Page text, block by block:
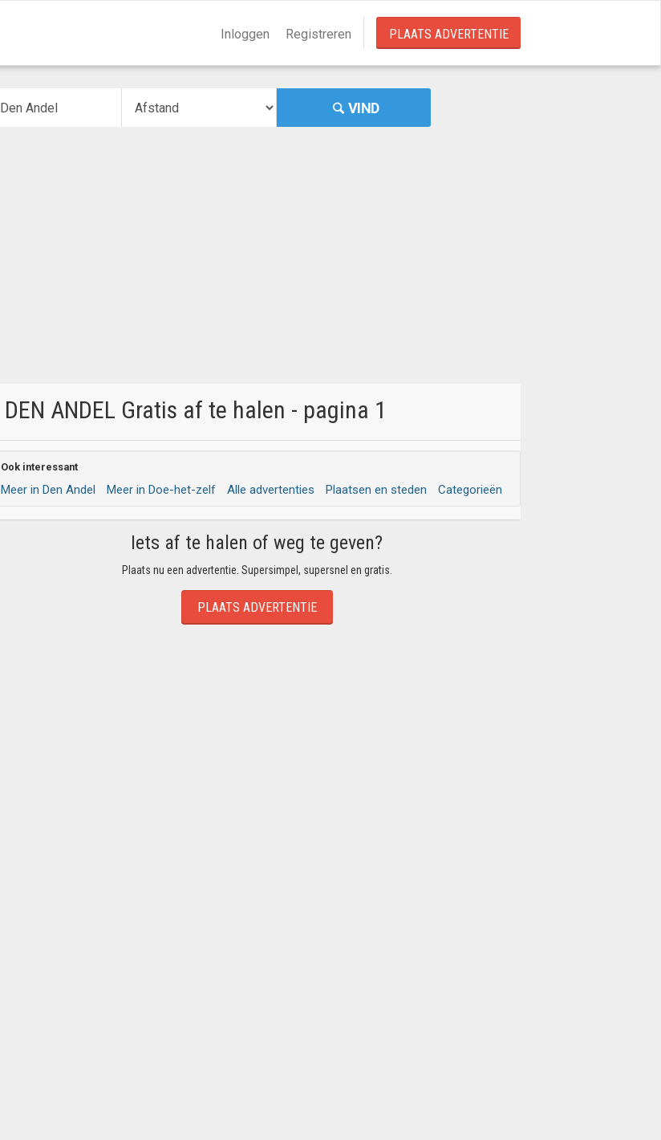
Inloggen Registreren PLAATS ADVERTENTIE
VIND
DEN ANDEL Gratis af te halen - pagina 1
Ook interessant
Meer in Den Andel Meer in Doe-het-zelf Alle advertenties Plaatsen en steden Categorieën
Iets af te halen of weg te geven?
Plaats nu een advertentie. Supersimpel, supersnel en gratis.
PLAATS ADVERTENTIE